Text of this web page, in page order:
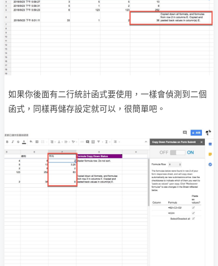
如果你後面有二行統計函式要使用，一樣會偵測到二個
函式，同樣再儲存設定就可以，很簡單吧。